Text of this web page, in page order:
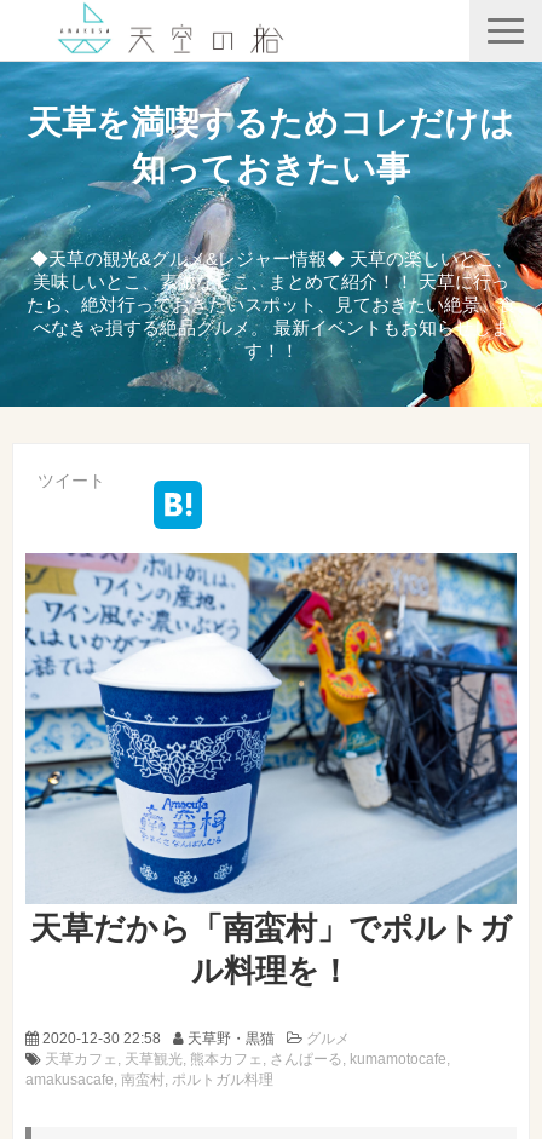
天空の船
ホテル竜宮
天ノ寂
記事一覧
コンテンツ
天草を満喫するためコレだけは
知っておきたい事
◆天草の観光&グルメ&レジャー情報◆ 天草の楽しいとこ、
美味しいとこ、素敵なとこ、まとめて紹介！！ 天草に行っ
たら、絶対行っておきたいスポット、見ておきたい絶景、食
べなきゃ損する絶品グルメ。 最新イベントもお知らせしま
す！！
ツイート
天草だから「南蛮村」でポルトガ
ル料理を！
2020-12-30 22:58 天草野・黒猫
グルメ
天草カフェ
天草観光 熊本カフェ さんぱーる kumamotocafe
amakusacafe 南蛮村 ポルトガル料理